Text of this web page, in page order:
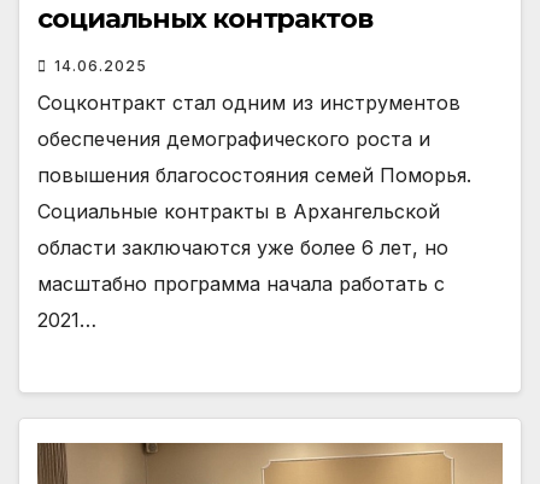
социальных контрактов
14.06.2025
Соцконтракт стал одним из инструментов
обеспечения демографического роста и
повышения благосостояния семей Поморья.
Социальные контракты в Архангельской
области заключаются уже более 6 лет, но
масштабно программа начала работать с
2021…